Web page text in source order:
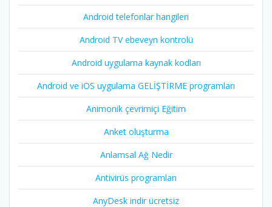
Android telefonlar hangileri
Android TV ebeveyn kontrolü
Android uygulama kaynak kodları
Android ve iOS uygulama GELİŞTİRME programları
Animonik çevrimiçi Eğitim
Anket oluşturma
Anlamsal Ağ Nedir
Antivirüs programları
AnyDesk indir ücretsiz